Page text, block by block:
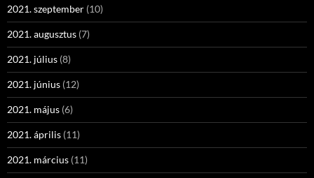
2021. szeptember (10)
2021. augusztus (7)
2021. július (8)
2021. június (12)
2021. május (6)
2021. április (11)
2021. március (11)